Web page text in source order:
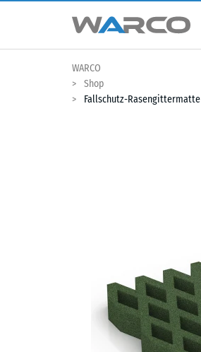
WARCO
Shop
Fallschutz-Rasengittermatte